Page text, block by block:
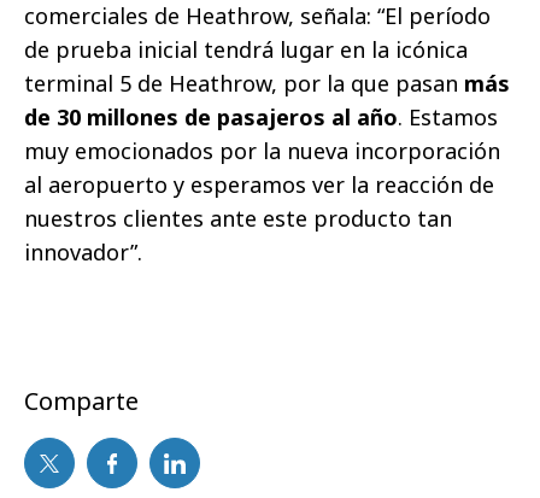
comerciales de Heathrow, señala: “El período
de prueba inicial tendrá lugar en la icónica
terminal 5 de Heathrow, por la que pasan más
de 30 millones de pasajeros al año. Estamos
muy emocionados por la nueva incorporación
al aeropuerto y esperamos ver la reacción de
nuestros clientes ante este producto tan
innovador”.
Comparte